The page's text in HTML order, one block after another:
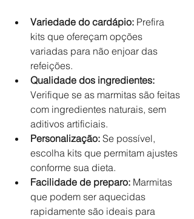
Variedade do cardápio: Prefira
kits que ofereçam opções
variadas para não enjoar das
refeições.
Qualidade dos ingredientes:
Verifique se as marmitas são feitas
com ingredientes naturais, sem
aditivos artificiais.
Personalização: Se possível,
escolha kits que permitam ajustes
conforme sua dieta.
Facilidade de preparo: Marmitas
que podem ser aquecidas
rapidamente são ideais para